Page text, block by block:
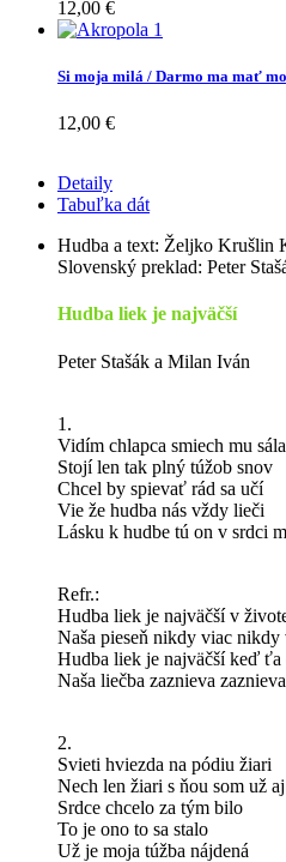
12,00 €
Si moja milá / Darmo ma mať
12,00 €
Detaily
Tabuľka dát
Hudba a text: Željko Krušlin
Slovenský preklad: Peter
Hudba liek je najväčší
Peter Stašák a Milan Iván
1.
Vidím chlapca smiech mu
Stojí len tak plný túžob snov
Chcel by spievať rád sa učí
Vie že hudba nás vždy lieči
Lásku k hudbe tú on v srdci
Refr.:
Hudba liek je najväčší v
Naša pieseň nikdy viac nikdy
Hudba liek je najväčší keď ťa
Naša liečba zaznieva
2.
Svieti hviezda na pódiu žiari
Nech len žiari s ňou som už
Srdce chcelo za tým bilo
To je ono to sa stalo
Už je moja túžba nájdená